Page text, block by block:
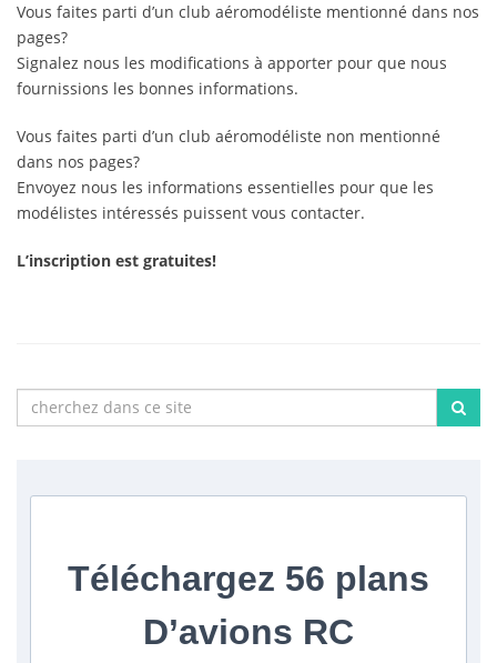
Vous faites parti d’un club aéromodéliste mentionné dans nos
pages?
Signalez nous les modifications à apporter pour que nous
fournissions les bonnes informations.
Vous faites parti d’un club aéromodéliste non mentionné
dans nos pages?
Envoyez nous les informations essentielles pour que les
modélistes intéressés puissent vous contacter.
L’inscription est gratuites!
Téléchargez 56 plans
D’avions RC